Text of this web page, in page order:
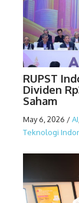
RUPST
Dividen
Saham
May 6, 2026 /AI
Teknologi